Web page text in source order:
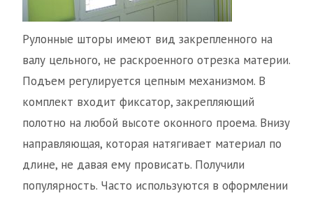
Рулонные шторы имеют вид закрепленного на
валу цельного, не раскроенного отрезка материи.
Подъем регулируется цепным механизмом. В
комплект входит фиксатор, закрепляющий
полотно на любой высоте оконного проема. Внизу
направляющая, которая натягивает материал по
длине, не давая ему провисать. Получили
популярность. Часто используются в оформлении